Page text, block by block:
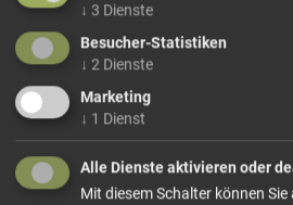
Zutaten:
Kartoffelmehl, Kren, Zucker,
Zitronensäure, Natürliches Aroma.
Größe: 200 g
↓ 3 Dienste
Besucher-Statistiken
↓ 2 Dienste
Marketing
↓ 1 Dienst
Alle Dienste aktivieren oder
Mit diesem Schalter können